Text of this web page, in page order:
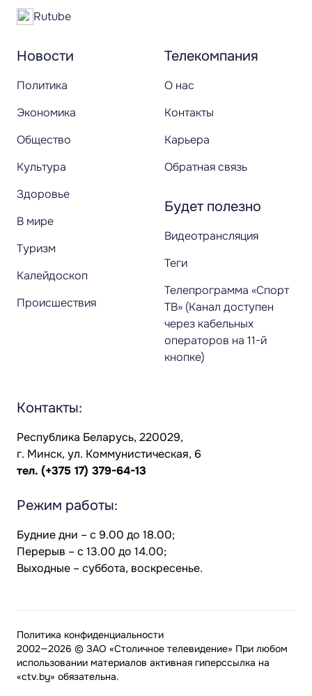
Новости
Политика
Экономика
Общество
Культура
Здоровье
В мире
Туризм
Калейдоскоп
Происшествия
Телекомпания
О нас
Контакты
Карьера
Обратная связь
Будет полезно
Видеотрансляция
Теги
Телепрограмма «Спорт
ТВ» (Канал доступен
через кабельных
операторов на 11-й
кнопке)
Rutube
Контакты:
Республика Беларусь, 220029,
г. Минск, ул. Коммунистическая, 6
тел. (+375 17) 379-64-13
Режим работы:
Будние дни – с 9.00 до 18.00;
Перерыв – с 13.00 до 14.00;
Выходные – суббота, воскресенье.
2002—2026 © ЗАО «Столичное телевидение» При любом
использовании материалов активная гиперссылка на
«ctv.by» обязательна.
Политика конфиденциальности